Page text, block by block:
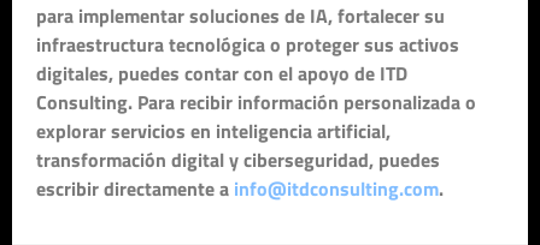
para implementar soluciones de IA, fortalecer su
infraestructura tecnológica o proteger sus activos
digitales, puedes contar con el apoyo de ITD
Consulting. Para recibir información personalizada o
explorar servicios en inteligencia artificial,
transformación digital y ciberseguridad, puedes
escribir directamente a info@itdconsulting.com.